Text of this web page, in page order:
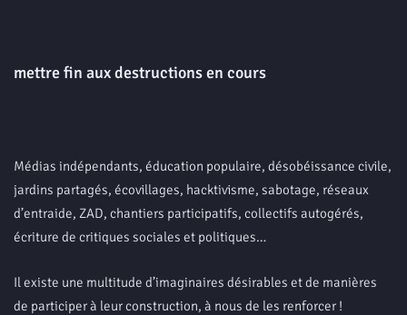
mettre fin aux destructions en cours
Médias indépendants, éducation populaire, désobéissance civile,
jardins partagés, écovillages, hacktivisme, sabotage, réseaux
d’entraide, ZAD, chantiers participatifs, collectifs autogérés,
écriture de critiques sociales et politiques…
Il existe une multitude d’imaginaires désirables et de manières
de participer à leur construction, à nous de les renforcer !